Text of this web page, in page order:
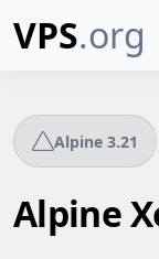
VPS.org
Alpine 3.21
Alpine